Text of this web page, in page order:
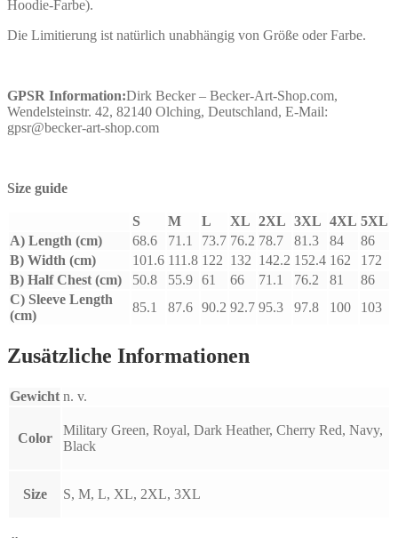
Hoodie-Farbe).
Die Limitierung ist natürlich unabhängig von Größe oder Farbe.
GPSR Information:Dirk Becker – Becker-Art-Shop.com,
Wendelsteinstr. 42, 82140 Olching, Deutschland, E-Mail:
gpsr@becker-art-shop.com
Size guide
S M L XL 2XL 3XL 4XL 5XL
A) Length (cm)
68.6 71.1 73.7 76.2 78.7 81.3 84
86
B) Width (cm)
101.6 111.8 122 132 142.2 152.4 162
172
B) Half Chest (cm)
50.8 55.9 61 66 71.1 76.2 81
86
C) Sleeve Length
(cm)
85.1 87.6 90.2 92.7 95.3 97.8 100 103
Zusätzliche Informationen
Gewicht n. v.
Color
Military Green, Royal, Dark Heather, Cherry Red, Navy,
Black
Size S, M, L, XL, 2XL, 3XL